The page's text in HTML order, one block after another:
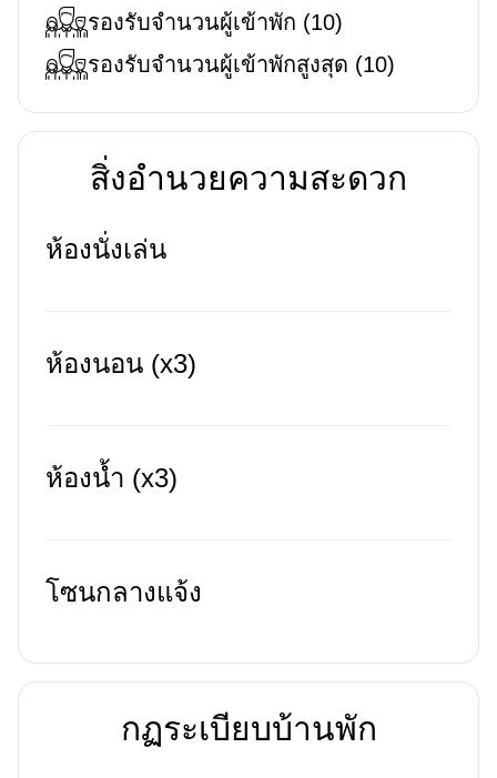
รองรับจำนวนผู้เข้าพัก (10)
รองรับจำนวนผู้เข้าพักสูงสุด (10)
สิ่งอำนวยความสะดวก
ห้องนั่งเล่น
ห้องนอน (x3)
ห้องน้ำ (x3)
โซนกลางแจ้ง
กฏระเบียบบ้านพัก